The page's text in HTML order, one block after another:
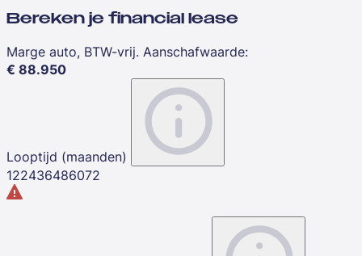
Bereken je financial lease
Marge auto, BTW-vrij. Aanschafwaarde:
€ 88.950
Looptijd (maanden)
122436486072